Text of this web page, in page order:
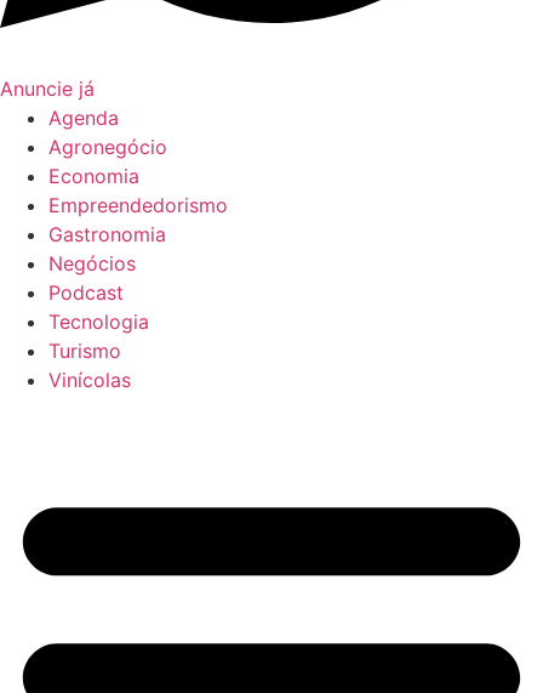
Anuncie já
Agenda
Agronegócio
Economia
Empreendedorismo
Gastronomia
Negócios
Podcast
Tecnologia
Turismo
Vinícolas